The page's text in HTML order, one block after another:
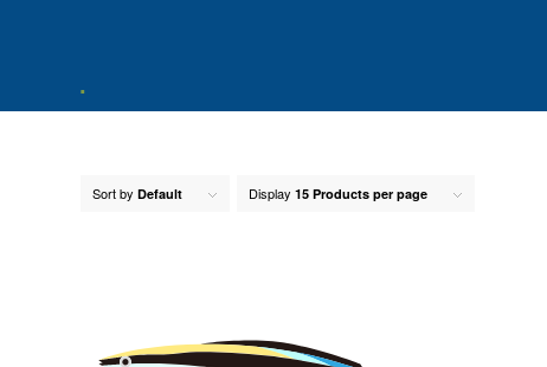
Sort by Default Display 15 Products per page